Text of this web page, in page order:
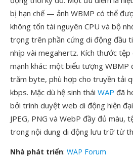
bị hạn chế — ảnh WBMP có thể
không tốn tài nguyên CPU và bộ
trọng trên phần cứng di động đầu
nhịp vài megahertz. Kích thước
mạnh khác: một biểu tượng WBMP
trăm byte, phù hợp cho truyền tải
kbps. Mặc dù hệ sinh thái WAP đã
bởi trình duyệt web di động hiện
JPEG, PNG và WebP đầy đủ màu,
trong nội dung di động lưu trữ từ
Nhà phát triển: WAP Forum